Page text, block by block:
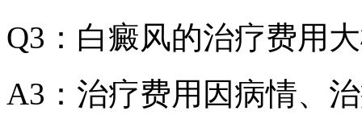
Q3：白癜风的治疗费用
A3：治疗费用因病情、